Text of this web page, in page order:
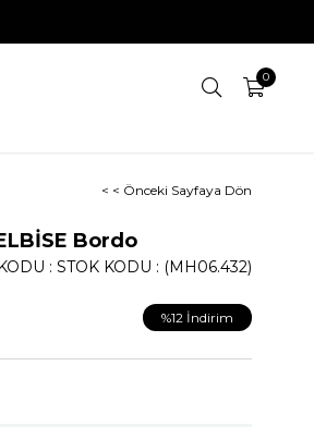
0
< < Önceki Sayfaya Dön
Bordo
(MH06.432)
STOK KODU
%12 İndirim